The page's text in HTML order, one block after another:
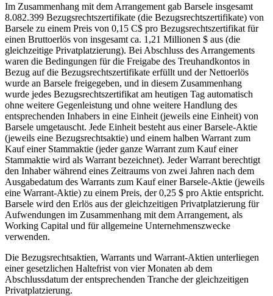
Im Zusammenhang mit dem Arrangement gab Barsele insgesamt
8.082.399 Bezugsrechtszertifikate (die Bezugsrechtszertifikate) von
Barsele zu einem Preis von 0,15 C$ pro Bezugsrechtszertifikat für
einen Bruttoerlös von insgesamt ca. 1,21 Millionen $ aus (die
gleichzeitige Privatplatzierung). Bei Abschluss des Arrangements
waren die Bedingungen für die Freigabe des Treuhandkontos in
Bezug auf die Bezugsrechtszertifikate erfüllt und der Nettoerlös
wurde an Barsele freigegeben, und in diesem Zusammenhang
wurde jedes Bezugsrechtszertifikat am heutigen Tag automatisch
ohne weitere Gegenleistung und ohne weitere Handlung des
entsprechenden Inhabers in eine Einheit (jeweils eine Einheit) von
Barsele umgetauscht. Jede Einheit besteht aus einer Barsele-Aktie
(jeweils eine Bezugsrechtsaktie) und einem halben Warrant zum
Kauf einer Stammaktie (jeder ganze Warrant zum Kauf einer
Stammaktie wird als Warrant bezeichnet). Jeder Warrant berechtigt
den Inhaber während eines Zeitraums von zwei Jahren nach dem
Ausgabedatum des Warrants zum Kauf einer Barsele-Aktie (jeweils
eine Warrant-Aktie) zu einem Preis, der 0,25 $ pro Aktie entspricht.
Barsele wird den Erlös aus der gleichzeitigen Privatplatzierung für
Aufwendungen im Zusammenhang mit dem Arrangement, als
Working Capital und für allgemeine Unternehmenszwecke
verwenden.
Die Bezugsrechtsaktien, Warrants und Warrant-Aktien unterliegen
einer gesetzlichen Haltefrist von vier Monaten ab dem
Abschlussdatum der entsprechenden Tranche der gleichzeitigen
Privatplatzierung.